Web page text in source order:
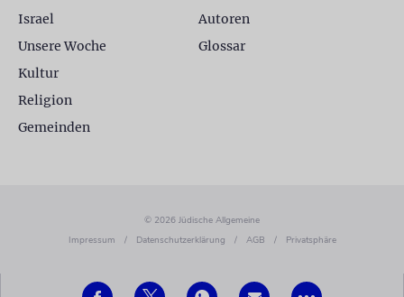
Israel
Unsere Woche
Kultur
Religion
Gemeinden
Autoren
Glossar
© 2026 Jüdische Allgemeine
Impressum
/ Datenschutzerklärung / AGB / Privatsphäre